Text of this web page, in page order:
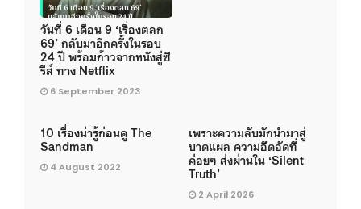
วันที่ 6 เดือน 9 ‘เรื่องตลก
69’ กลับมาอีกครั้งในรอบ
24 ปี พร้อมก้าวจากหนังสู่ซี
รีส์ ทาง Netflix
6 September 2023
10 เรื่องน่ารู้ก่อนดู The
Sandman
4 August 2022
เพราะความลับมักนำมาสู่
บาดแผล ความอึดอัดที่
ค่อยๆ ส่งผ่านใน ‘Silent
Truth’
2 April 2026